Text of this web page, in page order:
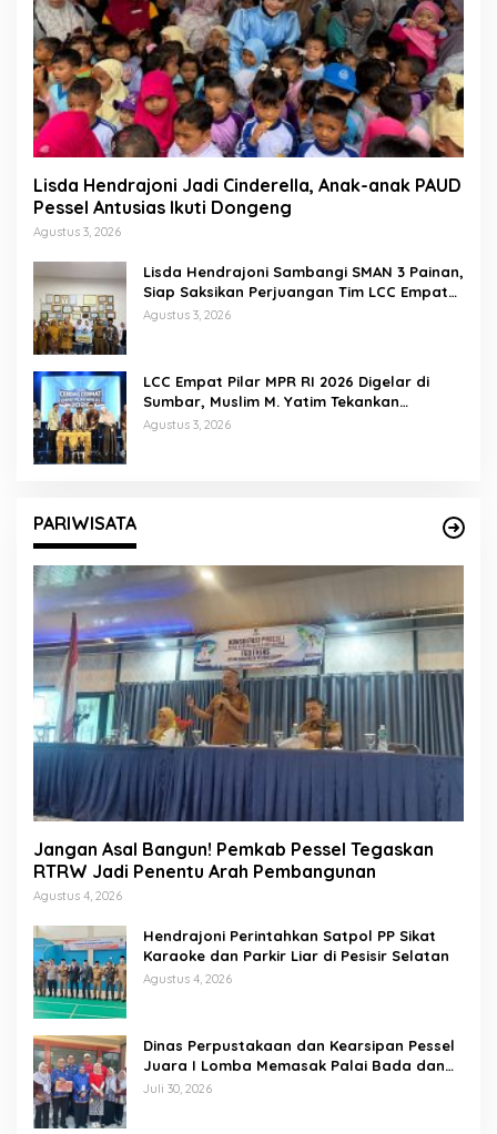
Lisda Hendrajoni Jadi Cinderella, Anak-anak PAUD
Pessel Antusias Ikuti Dongeng
Agustus 3, 2026
Lisda Hendrajoni Sambangi SMAN 3 Painan,
Siap Saksikan Perjuangan Tim LCC Empat
Pilar di Jakarta
Agustus 3, 2026
LCC Empat Pilar MPR RI 2026 Digelar di
Sumbar, Muslim M. Yatim Tekankan
Pentingnya Karakter Generasi Muda
Agustus 3, 2026
PARIWISATA
Jangan Asal Bangun! Pemkab Pessel Tegaskan
RTRW Jadi Penentu Arah Pembangunan
Agustus 4, 2026
Hendrajoni Perintahkan Satpol PP Sikat
Karaoke dan Parkir Liar di Pesisir Selatan
Agustus 4, 2026
Dinas Perpustakaan dan Kearsipan Pessel
Juara I Lomba Memasak Palai Bada dan
Lamang Golek
Juli 30, 2026